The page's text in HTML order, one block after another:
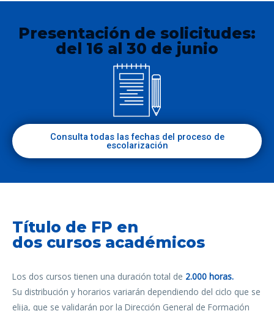
Presentación de solicitudes:
del 16 al 30 de junio
Consulta todas las fechas del proceso de
escolarización
Título de FP en
dos cursos académicos
Los dos cursos tienen una duración total de 2.000 horas.
Su distribución y horarios variarán dependiendo del ciclo que se
elija, que se validarán por la Dirección General de Formación